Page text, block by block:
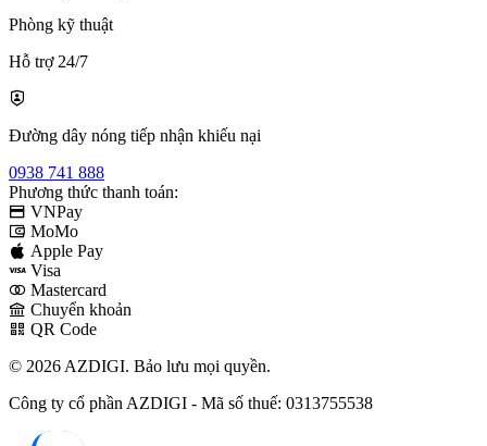
Phòng kỹ thuật
Hỗ trợ 24/7
Đường dây nóng tiếp nhận khiếu nại
0938 741 888
Phương thức thanh toán:
VNPay
MoMo
Apple Pay
Visa
Mastercard
Chuyển khoản
QR Code
© 2026 AZDIGI. Bảo lưu mọi quyền.
Công ty cổ phần AZDIGI - Mã số thuế: 0313755538